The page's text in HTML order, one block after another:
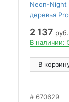
Neon-Night
деревья
2 137 руб.
В наличии:
В
670629